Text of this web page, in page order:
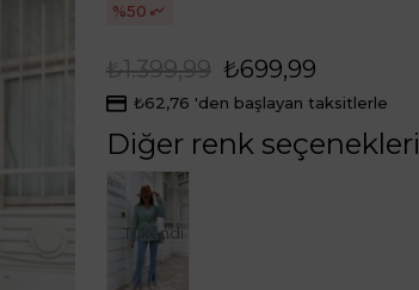
50
₺1.399,99 ₺699,99
₺62,76 'den başlayan taksitlerle
Diğer renk seçenekleri
Tükendi